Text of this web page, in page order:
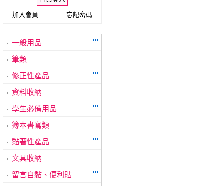
加入會員 忘記密碼
一般用品
筆類
修正性產品
資料收納
學生必備用品
簿本書寫類
黏著性產品
文具收納
留言自黏、便利貼